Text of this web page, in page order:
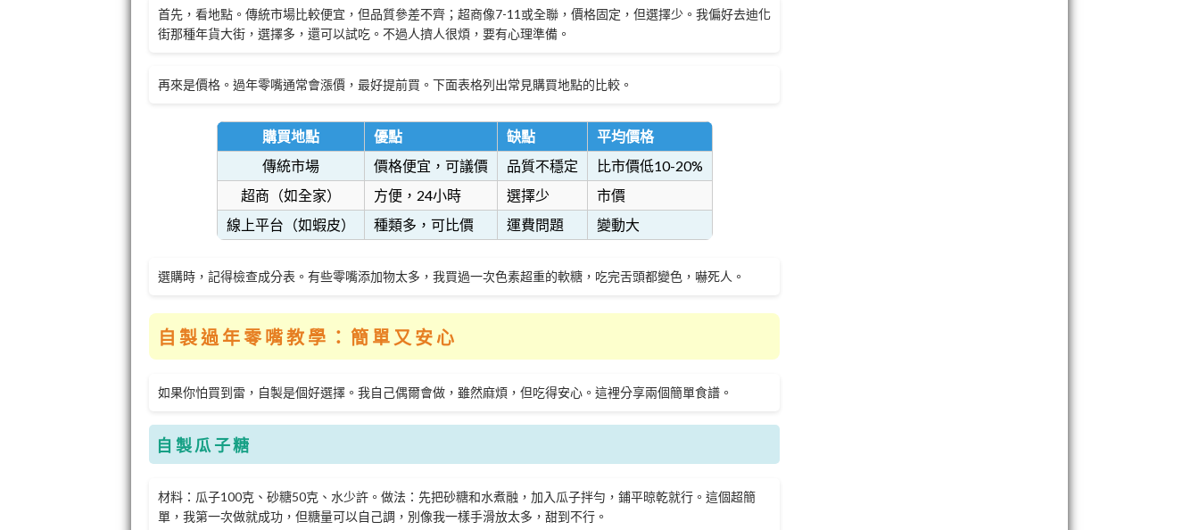
首先，看地點。傳統市場比較便宜，但品質參差不齊；超商像7-11或全聯，價格固定，但選擇少。我偏好去迪化
街那種年貨大街，選擇多，還可以試吃。不過人擠人很煩，要有心理準備。
再來是價格。過年零嘴通常會漲價，最好提前買。下面表格列出常見購買地點的比較。
購買地點 優點 缺點
平均價格
傳統市場
價格便宜，可議價 品質不穩定
比市價低10-20%
超商（如全家）
方便，24小時 選擇少
市價
線上平台（如蝦皮）
種類多，可比價 運費問題 變動大
選購時，記得檢查成分表。有些零嘴添加物太多，我買過一次色素超重的軟糖，吃完舌頭都變色，嚇死人。
自製過年零嘴教學：簡單又安心
如果你怕買到雷，自製是個好選擇。我自己偶爾會做，雖然麻煩，但吃得安心。這裡分享兩個簡單食譜。
自製瓜子糖
材料：瓜子100克、砂糖50克、水少許。做法：先把砂糖和水煮融，加入瓜子拌勻，鋪平晾乾就行。這個超簡
單，我第一次做就成功，但糖量可以自己調，別像我一樣手滑放太多，甜到不行。